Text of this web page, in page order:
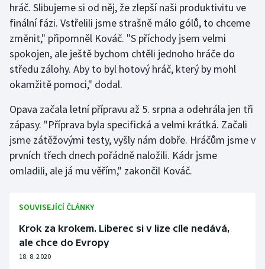
Triatlon
Veslování
Vodní slalom
Ostatní
hráč. Slibujeme si od něj, že zlepší naši produktivitu ve
finální fázi. Vstřelili jsme strašně málo gólů, to chceme
změnit," připomněl Kováč. "S příchody jsem velmi
spokojen, ale ještě bychom chtěli jednoho hráče do
středu zálohy. Aby to byl hotový hráč, který by mohl
okamžitě pomoci," dodal.
Opava začala letní přípravu až 5. srpna a odehrála jen tři
zápasy. "Příprava byla specifická a velmi krátká. Začali
jsme zátěžovými testy, vyšly nám dobře. Hráčům jsme v
prvních třech dnech pořádně naložili. Kádr jsme
omladili, ale já mu věřím," zakončil Kováč.
SOUVISEJÍCÍ ČLÁNKY
Krok za krokem. Liberec si v lize cíle nedává,
ale chce do Evropy
18. 8. 2020